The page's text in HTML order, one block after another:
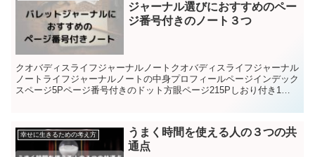
ジャーナル選びにおすすめのペー
ジ番号付きのノート３つ
クオバディスライフジャーナルノートクオバディスライフジャーナル
ノートライフジャーナルノートの中身プロフィールページインデック
スページ5Pページ番号付きのドット方眼ページ215Pしおり付き1本
幸せに生きるための考え方
うまく時間を使える人の３つの共
通点